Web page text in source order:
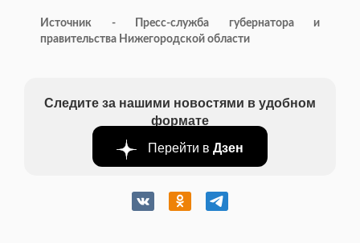
Источник - Пресс-служба губернатора и
правительства Нижегородской области
Следите за нашими новостями в удобном
формате
Перейти в Дзен